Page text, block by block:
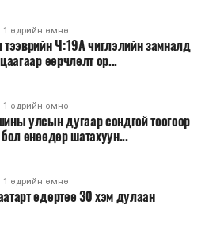
1 өдрийн өмнө
тээврийн Ч:19А чиглэлийн замналд
өөрчлөлт ор...
1 өдрийн өмнө
улсын дугаар сондгой тоогоор
бол өнөөдөр шатахуун...
1 өдрийн өмнө
өдөртөө 30 хэм дулаан